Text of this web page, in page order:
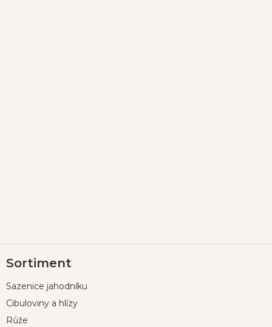
á
a
Sortiment
Sazenice jahodníku
Cibuloviny a hlízy
Růže